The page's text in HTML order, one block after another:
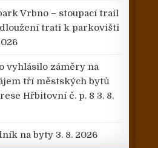
Vrbno – stoupací trail
trati k parkovišti
vyhlásilo záměry na
tří městských bytů
Hřbitovní č. p. 8 3. 8.
na byty 3. 8. 2026